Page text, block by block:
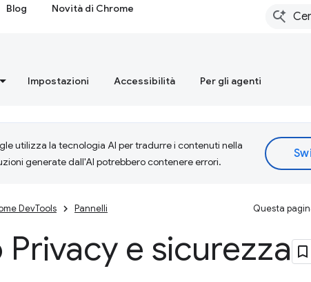
Blog Novità di Chrome
Impostazioni Accessibilità Per gli agenti
utilizza la tecnologia AI per tradurre i contenuti nella
generate dall'AI potrebbero contenere errori.
DevTools Pannelli Questa
Privacy e sicurezza